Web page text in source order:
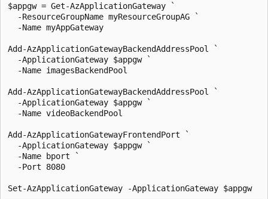
$appgw = Get-AzApplicationGateway `
  -ResourceGroupName myResourceGroupAG `
  -Name myAppGateway
Add-AzApplicationGatewayBackendAddressPool `
  -ApplicationGateway $appgw `
  -Name imagesBackendPool
Add-AzApplicationGatewayBackendAddressPool `
  -ApplicationGateway $appgw `
  -Name videoBackendPool
Add-AzApplicationGatewayFrontendPort `
  -ApplicationGateway $appgw `
  -Name bport `
  -Port 8080